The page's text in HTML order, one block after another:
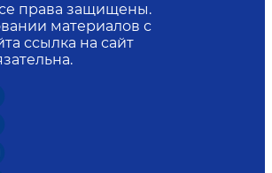
права защищены.
материалов с
ссылка на сайт